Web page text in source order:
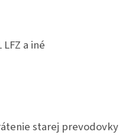
a iné
starej prevodovky